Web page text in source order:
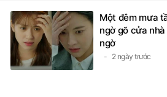
Một đêm mưa
ngờ gõ cửa
ngờ
2 ngày trước